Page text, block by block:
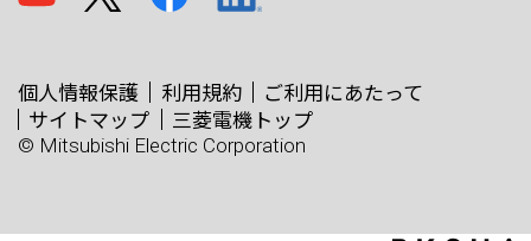
個人情報保護 利用規約
ご利用にあたって
サイトマップ
三菱電機トップ
© Mitsubishi Electric Corporation